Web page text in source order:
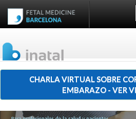
CHARLA VIRTUAL SOBRE
EMBARAZO - VER